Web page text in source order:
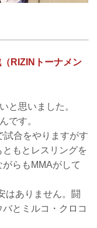
RIZINトーナメン
と思いました。
です。
試合をやりますがす
もとレスリングを
らもMMAがして
はありません。闘
とミルコ・クロコ